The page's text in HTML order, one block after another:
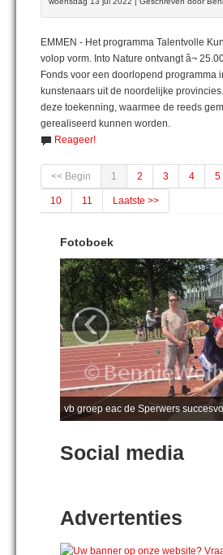
EMMEN - Het programma Talentvolle
volop vorm. Into Nature ontvangt â¬
Fonds voor een doorlopend programma
kunstenaars uit de noordelijke
deze toekenning, waarmee de reeds
gerealiseerd kunnen worden.
Reageer!
<< Begin 1 2 3 4 5
10 11 Laatste >>
Fotoboek
vb groep eac de Sperwers
‹
Social media
Advertenties